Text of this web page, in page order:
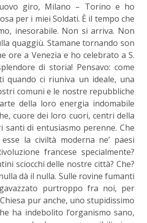
giro, Milano – Torino e ho
per i miei Soldati. È il tempo che
inesorabile. Non si arriva. Non
quaggiù. Stamane tornando son
ore a Venezia e ho celebrato a S.
di storia! Pensavo: come
quando ci riuniva un ideale, una
comuni e le nostre repubbliche
della loro energia indomabile
cuore dei loro cuori, centri della
santi di entusiasmo perenne. Che
la civiltà moderna ne’ paesi
francese specialmente?
sciocchi delle nostre città? Che?
dà il nulla. Sulle rovine fumanti
purtroppo fra noi, per
pur anche, uno stupidissimo
ha indebolito l’organismo sano,